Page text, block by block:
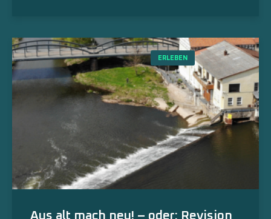
ERLEBEN
Aus alt mach neu! – oder: Revision